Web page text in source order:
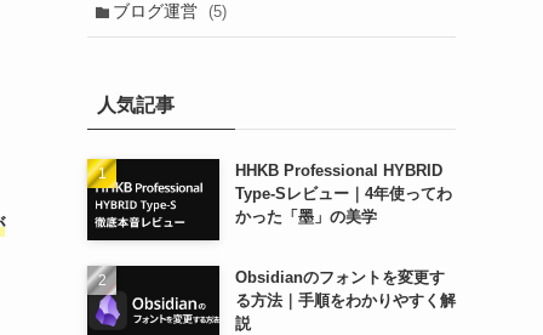
ブログ運営 (5)
人気記事
HHKB Professional HYBRID
Type-Sレビュー｜4年使ってわ
かった「墨」の美学
Obsidianのフォントを変更す
る方法｜手順をわかりやすく解
説